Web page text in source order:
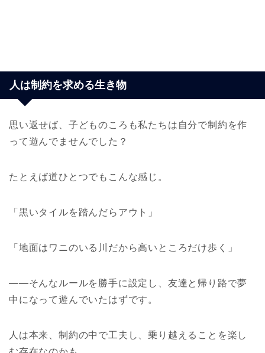
人は制約を求める生き物
思い返せば、子どものころも私たちは自分で制約を作
って遊んでませんでした？
たとえば道ひとつでもこんな感じ。
「黒いタイルを踏んだらアウト」
「地面はワニのいる川だから高いところだけ歩く」
――そんなルールを勝手に設定し、友達と帰り路で夢
中になって遊んでいたはずです。
人は本来、制約の中で工夫し、乗り越えることを楽し